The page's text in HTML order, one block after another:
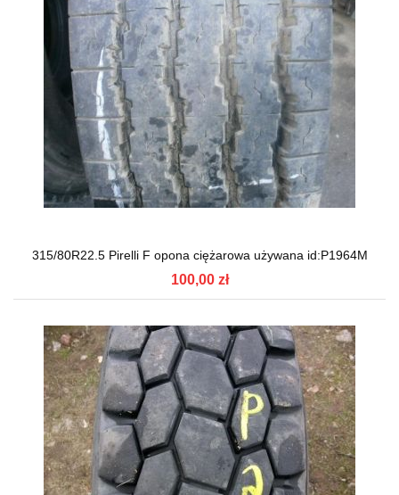
315/80R22.5 Pirelli F opona ciężarowa używana id:P1964M
100,00 zł